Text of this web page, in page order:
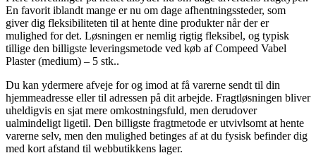
En favorit iblandt mange er nu om dage afhentningssteder, som
giver dig fleksibiliteten til at hente dine produkter når der er
mulighed for det. Løsningen er nemlig rigtig fleksibel, og typisk
tillige den billigste leveringsmetode ved køb af Compeed Vabel
Plaster (medium) – 5 stk..
Du kan ydermere afveje for og imod at få varerne sendt til din
hjemmeadresse eller til adressen på dit arbejde. Fragtløsningen bliver
uheldigvis en sjat mere omkostningsfuld, men derudover
ualmindeligt ligetil. Den billigste fragtmetode er utvivlsomt at hente
varerne selv, men den mulighed betinges af at du fysisk befinder dig
med kort afstand til webbutikkens lager.